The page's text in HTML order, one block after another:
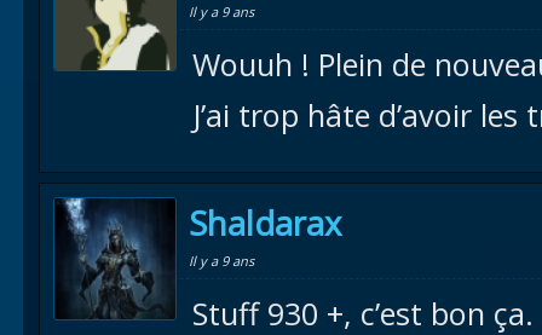
Il y a 9 ans
Wouuh ! Plein de
J’ai trop hâte d’avoir
Shaldarax
Il y a 9 ans
Stuff 930 +, c’est bon ça.